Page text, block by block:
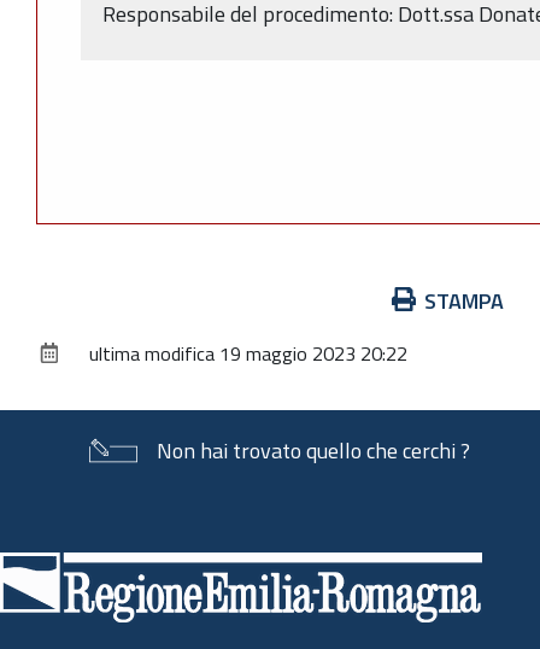
Responsabile del procedimento: Dott.ssa
documento
STAMPA
ultima modifica 19 maggio 2023 20:22
Non hai trovato quello che cerchi ?
di
pagina